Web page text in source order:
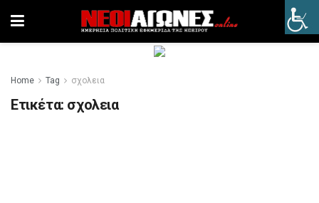
Home Tag σχολεια
Ετικέτα: σχολεια